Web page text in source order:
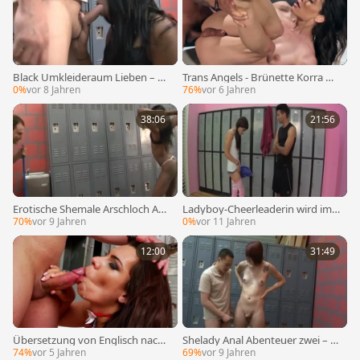
Black Umkleideraum Lieben – Ul
tima
0%vor 8 Jahren
Trans Angels - Brünette Korra De
l Rio Cumshot
76%vor 6 Jahren
38:06
Erotische Shemale Arschloch Anb
etung – Szene 4
70%vor 9 Jahren
21:56
Ladyboy-Cheerleaderin wird im
Umkleideraum gefickt
0%vor 11 Jahren
12:00
Übersetzung von Englisch nach
Deutsch:
74%vor 5 Jahren
31:49
Shelady Anal Abenteuer zwei – Sz
ene 3
69%vor 9 Jahren